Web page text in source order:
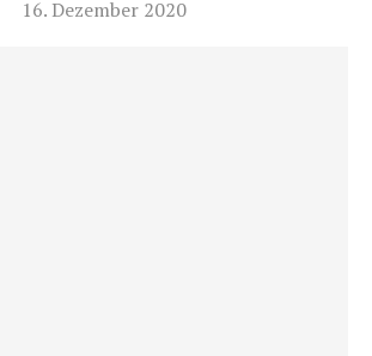
16. Dezember 2020